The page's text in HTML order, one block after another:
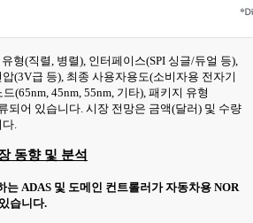
형(직렬, 병렬), 인터페이스(SPI 싱글/듀얼 등),
(3V급 등), 최종 사용자용도(소비자용 전자기
(65nm, 45nm, 55nm, 기타), 패키지 유형
되어 있습니다. 시장 전망은 금액(달러) 및 수량
다.
동향 및 분석
는 ADAS 및 도메인 컨트롤러가 자동차용 NOR
습니다.